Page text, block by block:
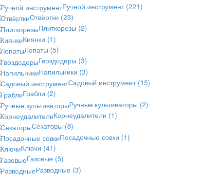
Ручной инструмент (221)
Отвёртки (23)
Плиткорезы (2)
Киянки (1)
Лопаты (5)
Гвоздодеры (3)
Напильники (3)
Садовый инструмент (15)
Грабли (2)
Ручные культиваторы (2)
Корнеудалители (1)
Секаторы (8)
Посадочные совки (1)
Ключи (41)
Газовые (5)
Разводные (3)